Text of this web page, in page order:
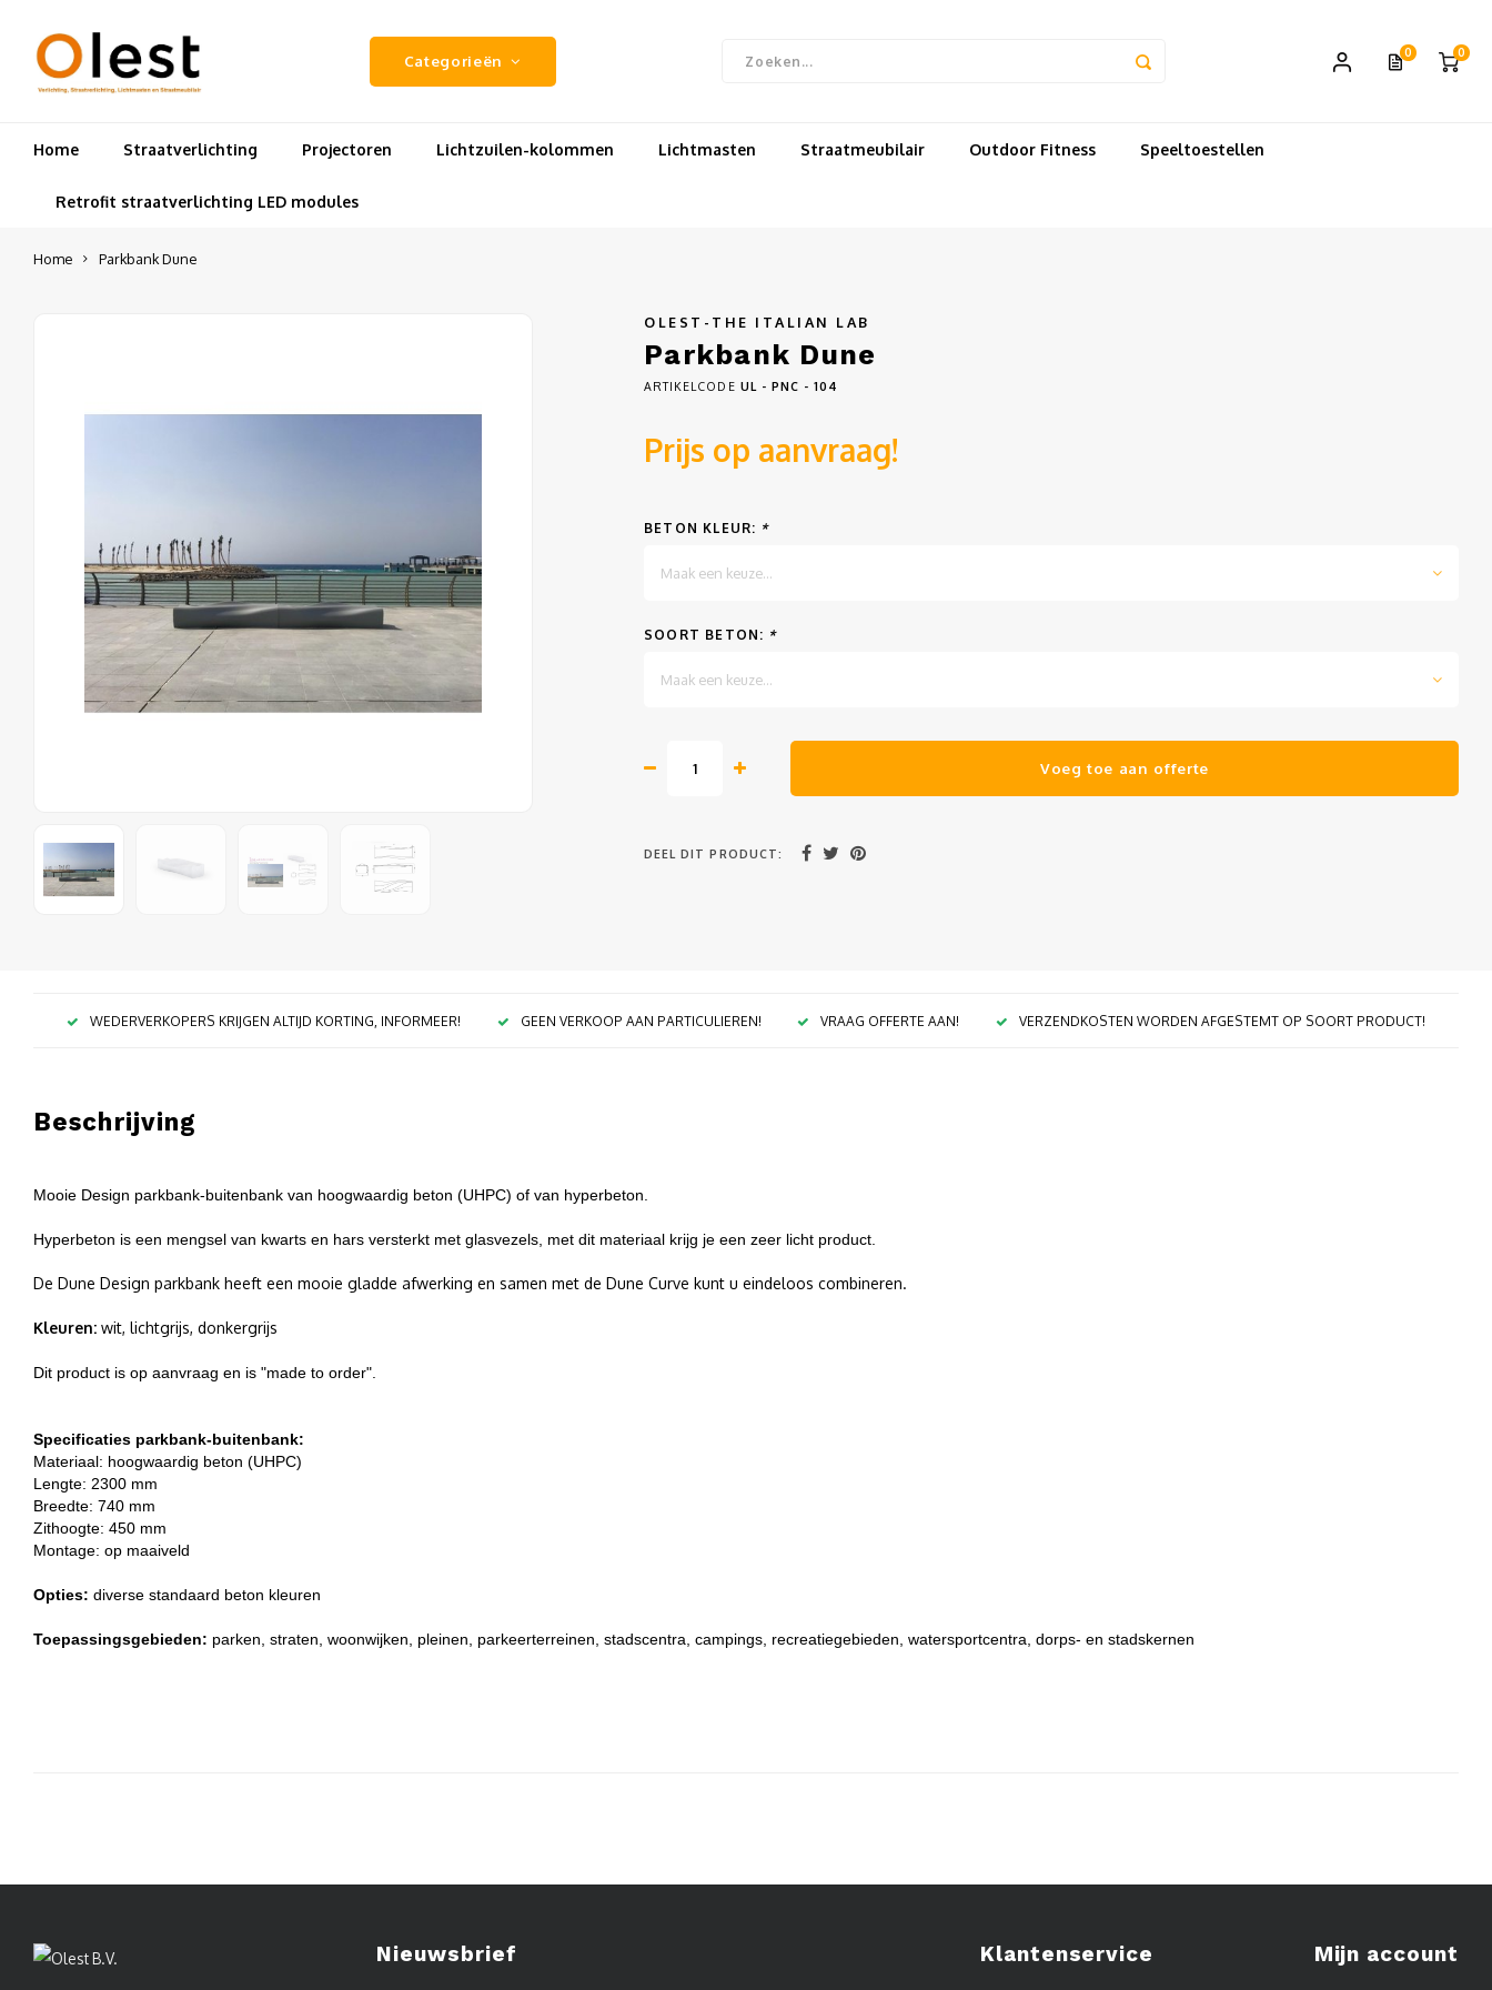
Categorieën 0 0
Home Straatverlichting Projectoren Lichtzuilen-kolommen Lichtmasten Straatmeubilair Outdoor Fitness Speeltoestellen
Retrofit straatverlichting LED modules
Home Parkbank Dune
OLEST-THE ITALIAN LAB
Parkbank Dune
ARTIKELCODE UL - PNC - 104
Prijs op aanvraag!
BETON KLEUR: *
Maak een keuze...
SOORT BETON: *
Maak een keuze...
Voeg toe aan offerte
DEEL DIT PRODUCT:
WEDERVERKOPERS KRIJGEN ALTIJD KORTING, INFORMEER! GEEN VERKOOP AAN PARTICULIEREN! VRAAG OFFERTE AAN! VERZENDKOSTEN WORDEN AFGESTEMT OP SOORT PRODUCT!
Beschrijving
Mooie Design parkbank-buitenbank van hoogwaardig beton (UHPC) of van hyperbeton.
Hyperbeton is een mengsel van kwarts en hars versterkt met glasvezels, met dit materiaal krijg je een zeer licht product.
De Dune Design parkbank heeft een mooie gladde afwerking en samen met de Dune Curve kunt u eindeloos combineren.
Kleuren: wit, lichtgrijs, donkergrijs
Dit product is op aanvraag en is "made to order".
Specificaties parkbank-buitenbank:
Materiaal: hoogwaardig beton (UHPC)
Lengte: 2300 mm
Breedte: 740 mm
Zithoogte: 450 mm
Montage: op maaiveld
Opties: diverse standaard beton kleuren
Toepassingsgebieden: parken, straten, woonwijken, pleinen, parkeerterreinen, stadscentra, campings, recreatiegebieden, watersportcentra, dorps- en stadskernen
Nieuwsbrief Klantenservice Mijn account